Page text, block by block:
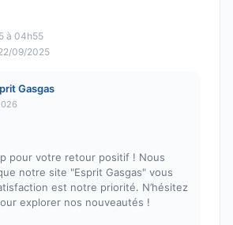
à 04h55
09/2025
Gasgas
pour votre retour positif ! Nous
notre site "Esprit Gasgas" vous
est notre priorité. N’hésitez
explorer nos nouveautés !